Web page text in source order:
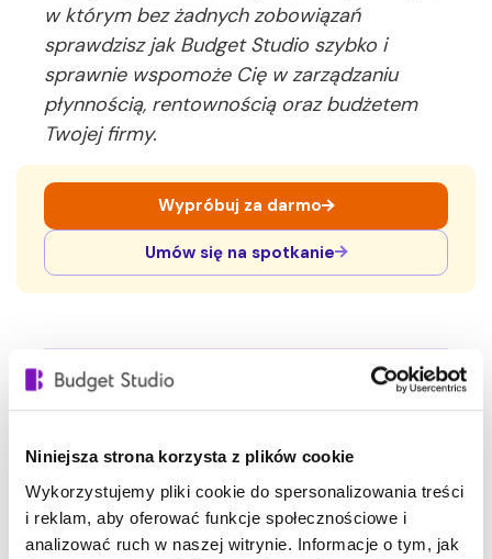
Niniejsza strona korzysta z plików cookie
Wykorzystujemy pliki cookie do spersonalizowania treści
i reklam, aby oferować funkcje społecznościowe i
analizować ruch w naszej witrynie. Informacje o tym, jak
w którym bez żadnych zobowiązań
sprawdzisz jak Budget Studio szybko i
sprawnie wspomoże Cię w zarządzaniu
płynnością, rentownością oraz budżetem
Twojej firmy.
Wypróbuj za darmo
Umów się na spotkanie
Autor:Grzegorz Mogilewski
Ceniony przedsiębiorca, strateg i designer. Zdobywca
dziesiątek prestiżowych nagród branżowych.